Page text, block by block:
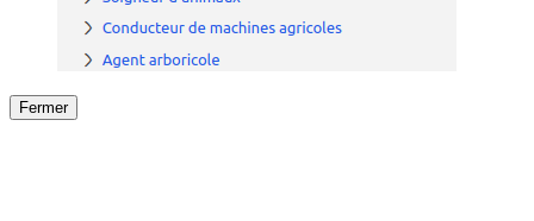
Fermer